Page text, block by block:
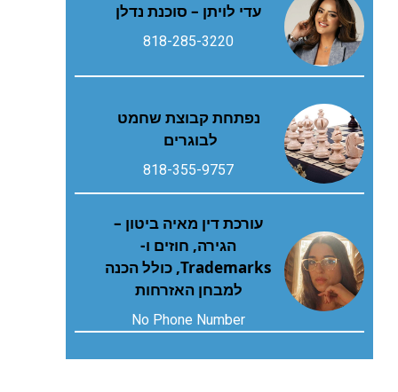
עדי לויתן – סוכנת נדלן
818-285-3220
נפתחת קבוצת שחמט
לבוגרים
818-355-9757
עורכת דין מאיה ביטון –
הגירה, חוזים ו-
Trademarks, כולל הכנה
למבחן האזרחות
No Phone Number